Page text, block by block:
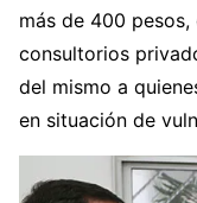
más de 400
consultorios
del mismo a
en situación de